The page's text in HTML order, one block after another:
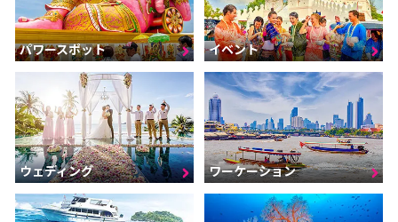
パワースポット イベント
ウェディング ワーケーション